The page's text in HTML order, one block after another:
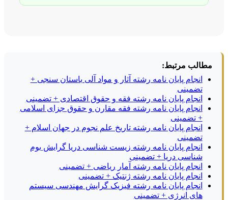
مطالب مرتبط:
انجام پایان نامه رشته آثار و مواد آلی باستان سنجی +
تضمینی
انجام پایان نامه رشته فقه و حقوق اقتصادی + تضمینی
انجام پایان نامه رشته فقه مقارن و حقوق جزای اسلامی
+ تضمینی
انجام پایان نامه رشته تاریخ علم نجوم در جهان اسلام +
تضمینی
انجام پایان نامه رشته زیست شناسی دریا گرایش بوم
شناسی دریا + تضمینی
انجام پایان نامه رشته آمار ریاضی + تضمینی
انجام پایان نامه رشته ژنتیک + تضمینی
انجام پایان نامه رشته فیزیک گرایش مهندسی سیستم
های انرژی + تضمینی